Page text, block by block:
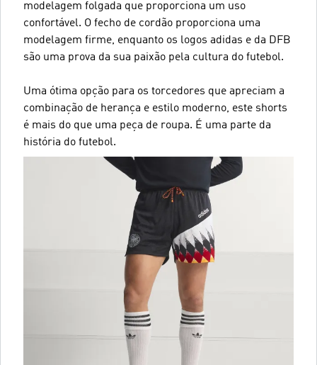
modelagem folgada que proporciona um uso
confortável. O fecho de cordão proporciona uma
modelagem firme, enquanto os logos adidas e da DFB
são uma prova da sua paixão pela cultura do futebol.
Uma ótima opção para os torcedores que apreciam a
combinação de herança e estilo moderno, este shorts
é mais do que uma peça de roupa. É uma parte da
história do futebol.